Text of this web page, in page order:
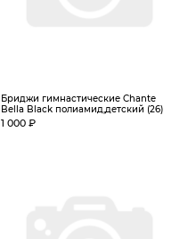
Бриджи гимнастические Chante
Bella Black полиамид,детский (26)
1 000 ₽